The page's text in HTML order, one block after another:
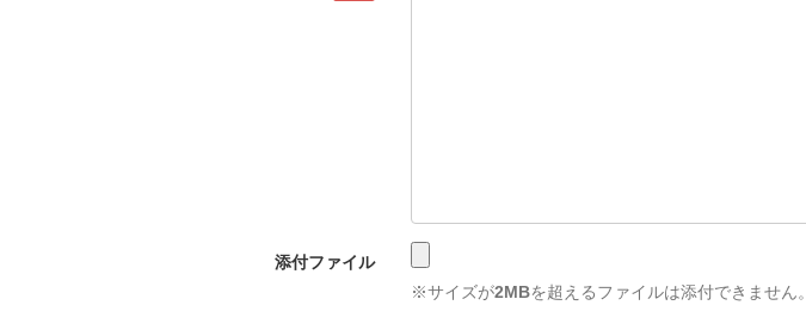
添付ファイル
※サイズが2MBを超えるファイルは添付できません。